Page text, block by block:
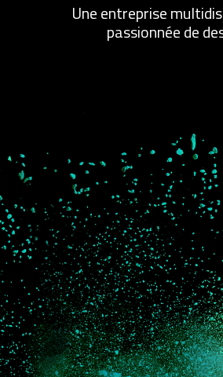
Une entreprise
passionnée de